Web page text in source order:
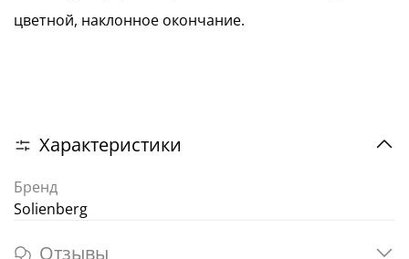
цветной, наклонное окончание.
Характеристики
Бренд
Solienberg
Отзывы